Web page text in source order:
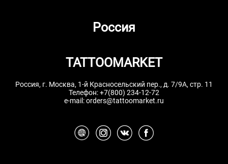
Россия
TATTOOMARKET
Россия, г. Москва, 1-й Красносельский пер., д. 7/9А, стр. 11
Телефон:+7(800) 234-12-72
e-mail:orders@tattoomarket.ru